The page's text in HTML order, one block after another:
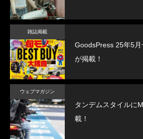
雑誌掲載
GoodsPress 25年5
が掲載！
ウェブマガジン
タンデムスタイルに
載！